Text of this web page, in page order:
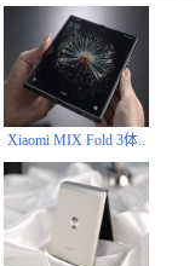
Xiaomi MIX Fold 3体..